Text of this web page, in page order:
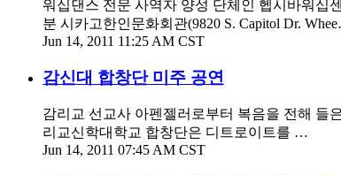
워십댄스 전문 사역자 양성 단체인 헵시바워십
분 시카고한인문화회관(9820 S. Capitol Dr.
Jun 14, 2011 11:25 AM CST
감신대 합창단 미주 공연
감리교 선교사 아펜젤러로부터 복음을 전해 들
리교신학대학교 합창단은 디트로이트를 …
Jun 14, 2011 07:45 AM CST